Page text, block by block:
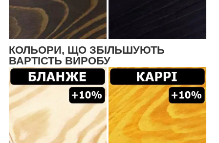
КОЛЬОРИ, ЩО ЗБІЛЬШУЮТЬ
ВАРТІСТЬ ВИРОБУ